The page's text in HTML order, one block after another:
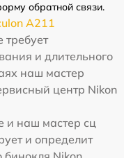
обратной связи.
A211
требует
и длительного
наш мастер
центр Nikon
и наш мастер сц
и определит